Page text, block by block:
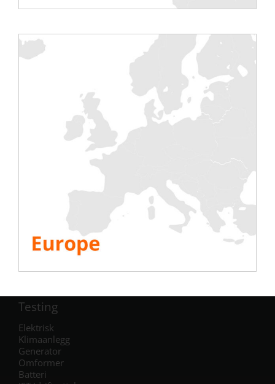
(opptil 1000A) for batteriutladning
– Diverse tilbehør spesialdesignet for
Finn all informasjonen på Rentaload-siden
på datasentershowet
SE ALLE RESSURSENE
Del denne historien, velg plattformen din!
Testing
Elektrisk
Klimaanlegg
Generator
Omformer
Batteri